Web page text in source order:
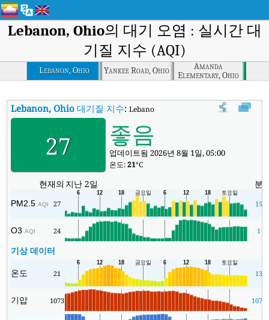
Lebanon, Ohio의 대기 오염 : 실시간 대
기질 지수 (AQI)
Lebanon, Ohio Yankee Road, Ohio
Amanda
Elementary, Ohio
Lebanon, Ohio 대기질 지수:Lebanon, Ohio실시간 대기질 지수 (AQI).
27 좋음
업데이트됨 2026년 8월 1일, 05:00
온도:21°C
현재의 지난 2일 분
PM2.5AQI 27 15
O3AQI 24 1
기상 데이터
온도 21 13
기압 1073 1073